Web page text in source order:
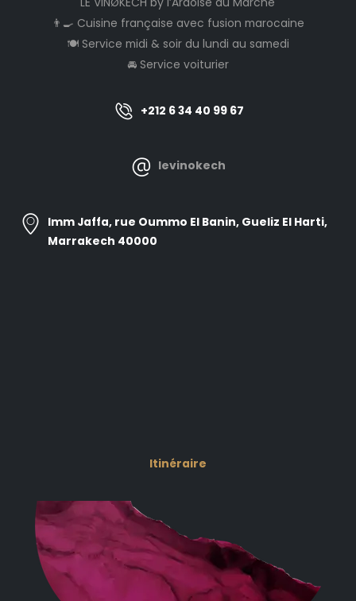
👨‍🍳 Cuisine française avec fusion marocaine
🍽️ Service midi & soir du lundi au samedi
🚘 Service voiturier
+212 6 34 40 99 67
levinokech
Imm Jaffa, rue Oummo El Banin, Gueliz El Harti,
Marrakech 40000
Itinéraire